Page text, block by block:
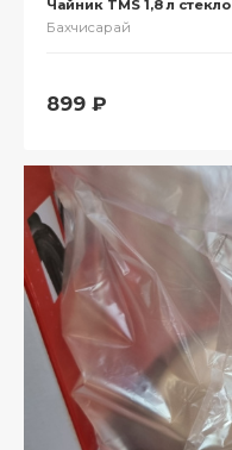
Чайник TMS 1,8 л стекло
Бахчисарай
899 ₽